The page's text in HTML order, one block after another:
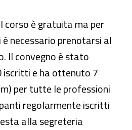
corso è gratuita ma per
necessario prenotarsi al
Il convegno è stato
e ha ottenuto 7
per tutte le professioni
regolarmente iscritti
alla segreteria